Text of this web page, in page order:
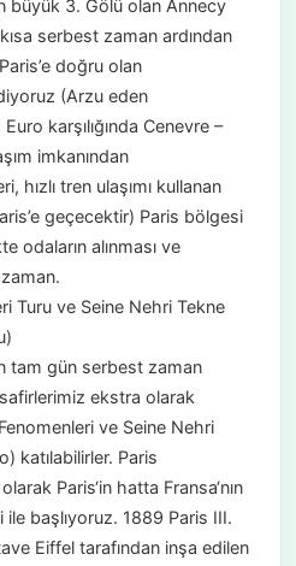
büyük 3. Gölü olan Annecy
serbest zaman ardından
doğru olan
(Arzu eden
karşılığında Cenevre –
imkanından
hızlı tren ulaşımı kullanan
geçecektir) Paris bölgesi
odaların alınması ve
Turu ve Seine Nehri Tekne
tam gün serbest zaman
ekstra olarak
ve Seine Nehri
katılabilirler. Paris
Paris‘in hatta Fransa‘nın
başlıyoruz. 1889 Paris III.
Eiffel tarafından inşa edilen